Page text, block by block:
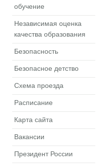
обучение
Независимая оценка
качества образования
Безопасность
Безопасное детство
Схема проезда
Расписание
Карта сайта
Вакансии
Президент России